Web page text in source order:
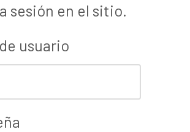
sesión en el sitio.
usuario